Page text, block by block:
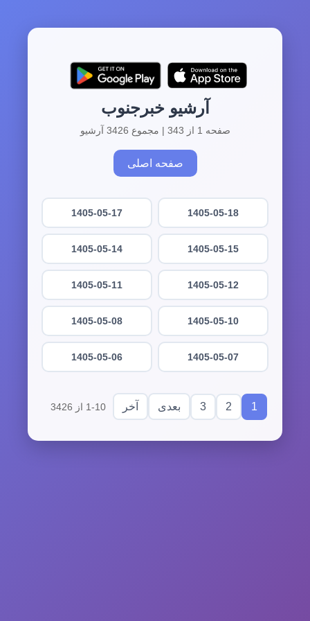
آرشیو خبرجنوب
صفحه 1 از 343 | مجموع 3426 آرشیو
صفحه اصلی
1405-05-18
1405-05-17
1405-05-15
1405-05-14
1405-05-12
1405-05-11
1405-05-10
1405-05-08
1405-05-07
1405-05-06
1
2
3 بعدی آخر 1-10 از 3426